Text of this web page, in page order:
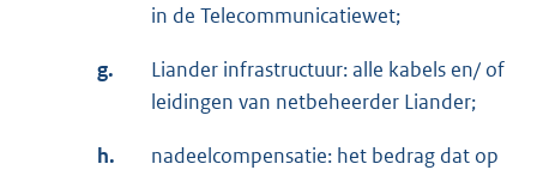
in de Telecommunicatiewet;
g.
Liander infrastructuur: alle kabels en/ of
leidingen van netbeheerder Liander;
h.
nadeelcompensatie: het bedrag dat op